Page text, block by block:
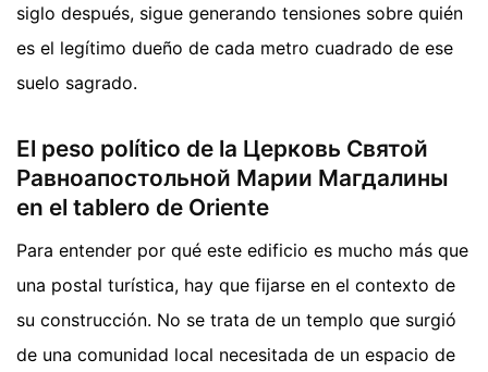
siglo después, sigue generando tensiones sobre quién
es el legítimo dueño de cada metro cuadrado de ese
suelo sagrado.
El peso político de la Церковь Святой
Равноапостольной Марии Магдалины
en el tablero de Oriente
Para entender por qué este edificio es mucho más que
una postal turística, hay que fijarse en el contexto de
su construcción. No se trata de un templo que surgió
de una comunidad local necesitada de un espacio de